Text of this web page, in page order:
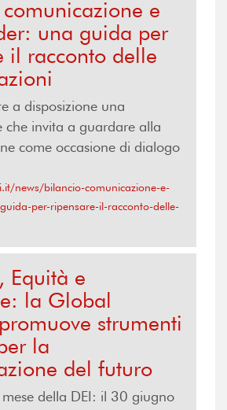
e
una guida per
il racconto delle
a disposizione una
che invita a guardare alla
come occasione di dialogo
news/bilancio-comunicazione-e-
per-ripensare-il-racconto-delle-
Equità e
la Global
strumenti
la
del futuro
della DEI: il 30 giugno